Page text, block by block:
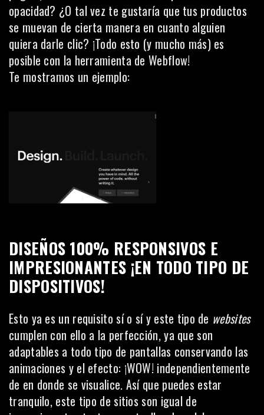
opacidad? ¿O tal vez te gustaría que tus productos
se muevan de cierta manera en cuanto alguien
quiera darle clic? ¡Todo esto (y mucho más) es
posible con la herramienta de Webflow!
Te mostramos un ejemplo:
DISEÑOS 100% RESPONSIVOS E
IMPRESIONANTES ¡EN TODO TIPO DE
DISPOSITIVOS!
Esto ya es un requisito sí o sí y este tipo de websites
cumplen con ello a la perfección, ya que son
adaptables a todo tipo de pantallas conservando las
animaciones y el efecto: ¡WOW! independientemente
de en donde se visualice. Así que puedes estar
tranquilo, este tipo de sitios son igual de